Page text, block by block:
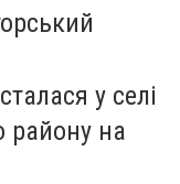
у селі
району на